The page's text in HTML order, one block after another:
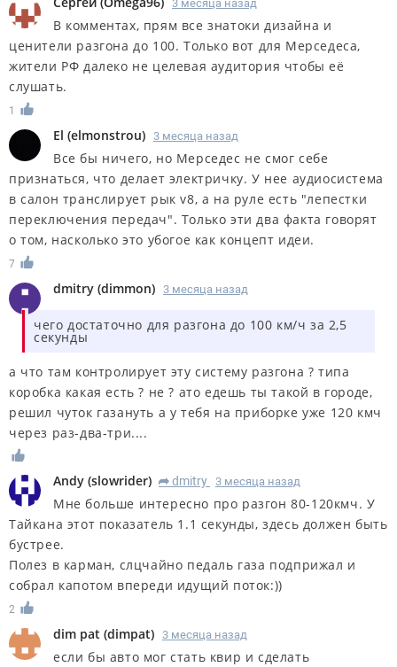
3 месяца назад
В комментах, прям все знатоки дизайна и
ценители разгона до 100. Только вот для Мерседеса,
жители РФ далеко не целевая аудитория чтобы еë
слушать.
1
El (elmonstrou) 3 месяца назад
Все бы ничего, но Мерседес не смог себе
признаться, что делает электричку. У нее аудиосистема
в салон транслирует рык v8, а на руле есть "лепестки
переключения передач". Только эти два факта говорят
о том, насколько это убогое как концепт идеи.
7
dmitry (dimmon) 3 месяца назад
чего достаточно для разгона до 100 км/ч за 2,5
секунды
а что там контролирует эту систему разгона ? типа
коробка какая есть ? не ? ато едешь ты такой в городе,
решил чуток газануть а у тебя на приборке уже 120 кмч
через раз-два-три....
Andy (slowrider) R dmitry 3 месяца назад
Мне больше интересно про разгон 80-120кмч. У
Тайкана этот показатель 1.1 секунды, здесь должен быть
бустрее.
Полез в карман, слцчайно педаль газа подприжал и
собрал капотом впереди идущий поток:))
2
dim pat (dimpat) 3 месяца назад
если бы авто мог стать квир и сделать